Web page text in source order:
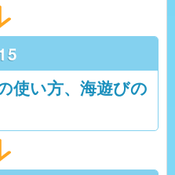
使い方、海遊びの